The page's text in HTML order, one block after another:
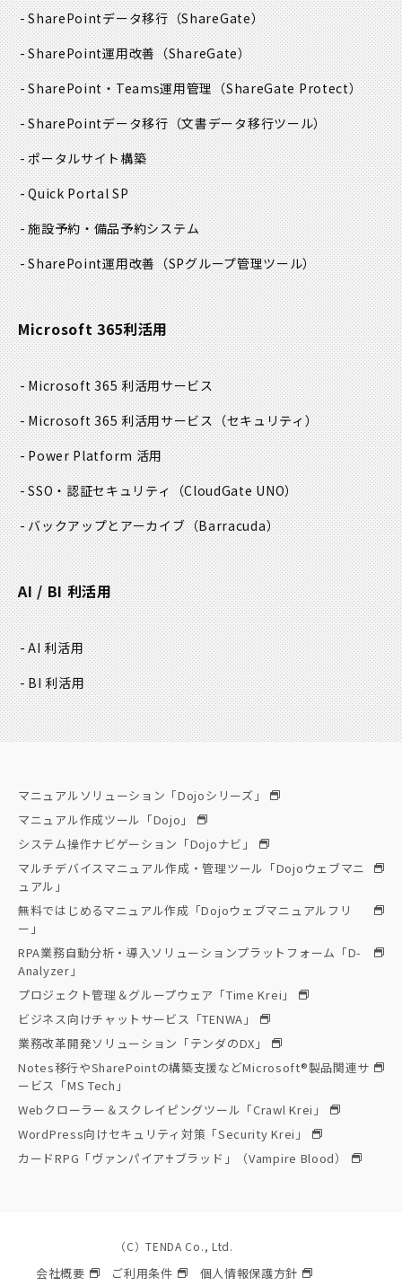
SharePointデータ移行（ShareGate）
SharePoint運用改善（ShareGate）
SharePoint・Teams運用管理（ShareGate Protect）
SharePointデータ移行（文書データ移行ツール）
ポータルサイト構築
Quick Portal SP
施設予約・備品予約システム
SharePoint運用改善（SPグループ管理ツール）
Microsoft 365利活用
Microsoft 365 利活用サービス
Microsoft 365 利活用サービス（セキュリティ）
Power Platform 活用
SSO・認証セキュリティ（CloudGate UNO）
バックアップとアーカイブ（Barracuda）
AI / BI 利活用
AI 利活用
BI 利活用
マニュアルソリューション「Dojoシリーズ」
マニュアル作成ツール「Dojo」
システム操作ナビゲーション「Dojoナビ」
マルチデバイスマニュアル作成・管理ツール「Dojoウェブマニ
ュアル」
無料ではじめるマニュアル作成「Dojoウェブマニュアルフリ
ー」
RPA業務自動分析・導入ソリューションプラットフォーム「D-
Analyzer」
プロジェクト管理＆グループウェア「Time Krei」
ビジネス向けチャットサービス「TENWA」
業務改革開発ソリューション「テンダのDX」
Notes移行やSharePointの構築支援などMicrosoft®製品関連サ
ービス「MS Tech」
Webクローラー＆スクレイピングツール「Crawl Krei」
WordPress向けセキュリティ対策「Security Krei」
カードRPG「ヴァンパイア♰ブラッド」（Vampire Blood）
（C）TENDA Co., Ltd.
会社概要 ご利用条件 個人情報保護方針